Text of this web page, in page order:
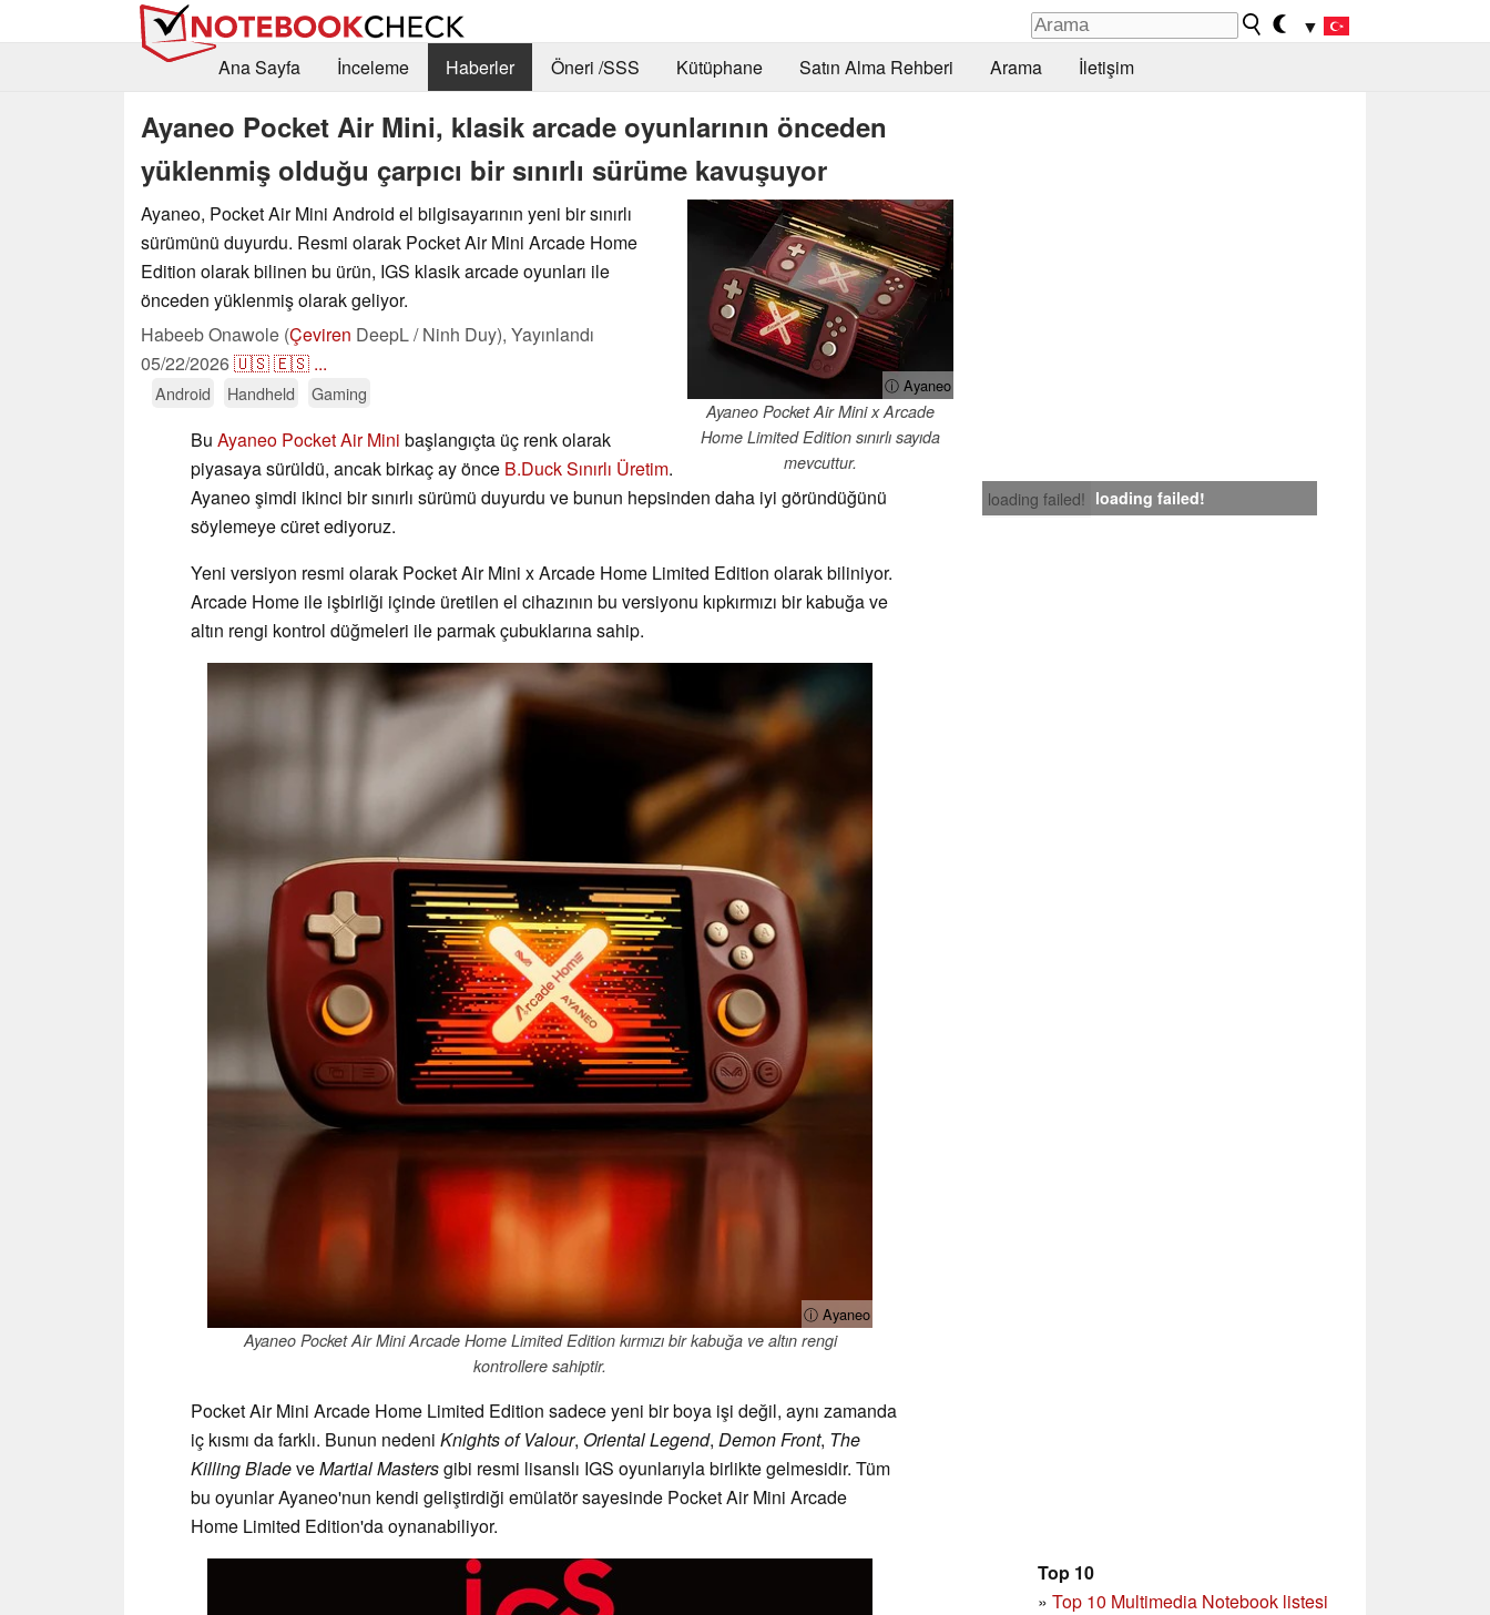
▼
Ana Sayfa
İnceleme Haberler Öneri /SSS Kütüphane Satın Alma Rehberi Arama İletişim
Ayaneo Pocket Air Mini, klasik arcade oyunlarının önceden
yüklenmiş olduğu çarpıcı bir sınırlı sürüme kavuşuyor
ⓘ Ayaneo
Ayaneo Pocket Air Mini x Arcade
Home Limited Edition sınırlı sayıda
mevcuttur.
Ayaneo, Pocket Air Mini Android el bilgisayarının yeni bir sınırlı
sürümünü duyurdu. Resmi olarak Pocket Air Mini Arcade Home
Edition olarak bilinen bu ürün, IGS klasik arcade oyunları ile
önceden yüklenmiş olarak geliyor.
Habeeb Onawole (Çeviren DeepL / Ninh Duy), Yayınlandı
05/22/2026🇺🇸🇪🇸 ...
Android Handheld Gaming
loading failed! loading failed!
Bu Ayaneo Pocket Air Mini başlangıçta üç renk olarak
piyasaya sürüldü, ancak birkaç ay önce B.Duck Sınırlı Üretim.
Ayaneo şimdi ikinci bir sınırlı sürümü duyurdu ve bunun hepsinden daha iyi göründüğünü
söylemeye cüret ediyoruz.
Yeni versiyon resmi olarak Pocket Air Mini x Arcade Home Limited Edition olarak biliniyor.
Arcade Home ile işbirliği içinde üretilen el cihazının bu versiyonu kıpkırmızı bir kabuğa ve
altın rengi kontrol düğmeleri ile parmak çubuklarına sahip.
ⓘ Ayaneo
Ayaneo Pocket Air Mini Arcade Home Limited Edition kırmızı bir kabuğa ve altın rengi
kontrollere sahiptir.
Pocket Air Mini Arcade Home Limited Edition sadece yeni bir boya işi değil, aynı zamanda
iç kısmı da farklı. Bunun nedeni Knights of Valour, Oriental Legend, Demon Front, The
Killing BladeveMartial Mastersgibi resmi lisanslı IGS oyunlarıyla birlikte gelmesidir. Tüm
bu oyunlar Ayaneo'nun kendi geliştirdiği emülatör sayesinde Pocket Air Mini Arcade
Home Limited Edition'da oynanabiliyor.
Top 10
» Top 10 Multimedia Notebook listesi